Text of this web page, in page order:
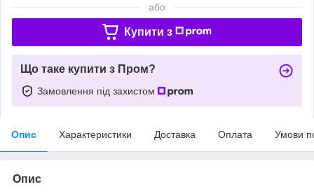
або
Купити з
Що таке купити з Пром?
Замовлення під захистом
Опис Характеристики Доставка Оплата Умови
Опис